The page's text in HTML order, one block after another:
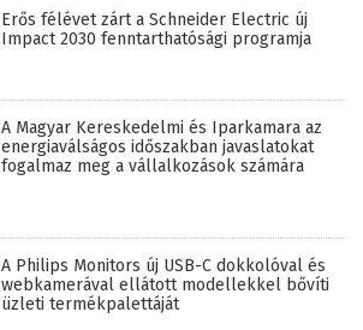
Erős félévet zárt a Schneider Electric új
Impact 2030 fenntarthatósági programja
A Magyar Kereskedelmi és Iparkamara az
energiaválságos időszakban javaslatokat
fogalmaz meg a vállalkozások számára
A Philips Monitors új USB-C dokkolóval és
webkamerával ellátott modellekkel bővíti
üzleti termékpalettáját